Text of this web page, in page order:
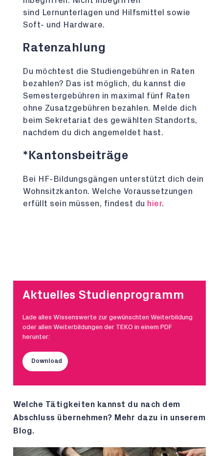
sind Lernunterlagen und Hilfsmittel sowie
Soft- und Hardware.
Ratenzahlung
Du möchtest die Studiengebühren in Raten
bezahlen? Das ist möglich, du kannst die
Semestergebühren in maximal fünf Raten
ohne Zusatzgebühren bezahlen. Melde dich
beim Sekretariat des gewählten Standorts,
nachdem du dich angemeldet hast.
*Kantonsbeiträge
Bei HF-Bildungsgängen unterstützt dich dein
Wohnsitzkanton. Welche Voraussetzungen
erfüllt sein müssen, findest du hier.
Aktuelles Studienprogramm
Lade alles Wissenswerte zur gewünschten Weiterbildung
oder allen Weiterbildungen der TEKO in einem PDF
herunter:
Download
Welche Tätigkeiten kannst du nach dem
Abschluss übernehmen? Mehr dazu in unserem
Blog.